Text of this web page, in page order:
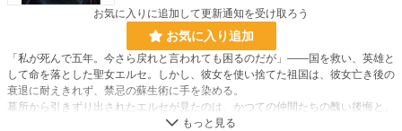
お気に入りに追加して更新通知を受け取ろう
お気に入り追加
「私が死んで五年。今さら戻れと言われても困るのだが」――国を救い、英雄と
して命を落とした聖女エルセ。しかし、彼女を使い捨てた祖国は、彼女亡き後の
衰退に耐えきれず、禁忌の蘇生術に手を染める。
墓所から引きずり出されたエルセが見たのは、かつての仲間たちの醜い後悔と、